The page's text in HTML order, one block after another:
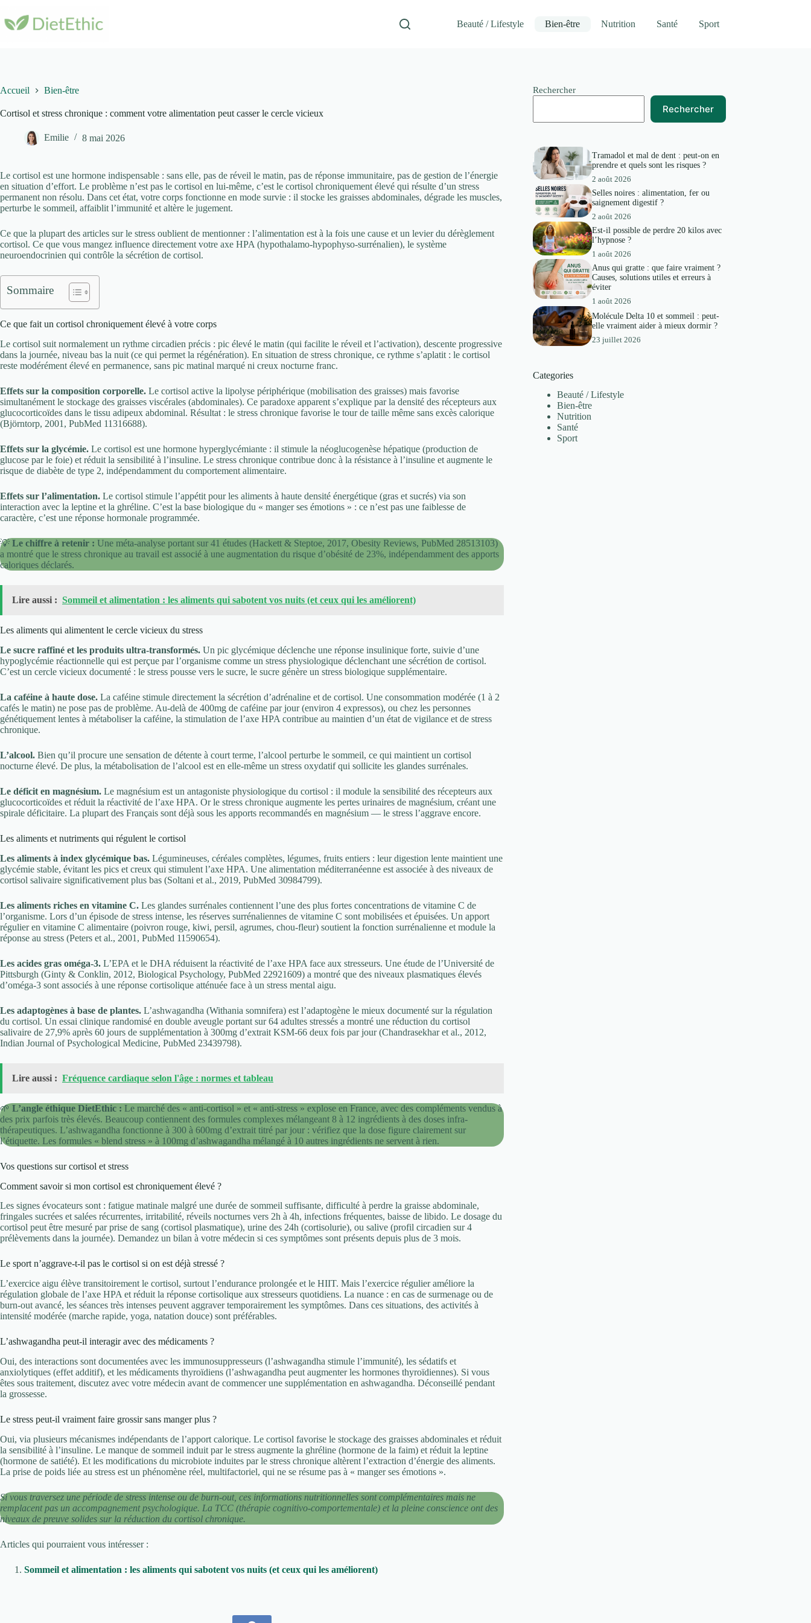
contenu
Beauté / Lifestyle Bien-être Nutrition Santé Sport
Accueil Bien-être
Cortisol et stress chronique : comment votre alimentation peut casser le cercle vicieux
Emilie 8 mai 2026
Le cortisol est une hormone indispensable : sans elle, pas de réveil le matin, pas de réponse immunitaire, pas de gestion de l’énergie
en situation d’effort. Le problème n’est pas le cortisol en lui-même, c’est le cortisol chroniquement élevé qui résulte d’un stress
permanent non résolu. Dans cet état, votre corps fonctionne en mode survie : il stocke les graisses abdominales, dégrade les muscles,
perturbe le sommeil, affaiblit l’immunité et altère le jugement.
Ce que la plupart des articles sur le stress oublient de mentionner : l’alimentation est à la fois une cause et un levier du dérèglement
cortisol. Ce que vous mangez influence directement votre axe HPA (hypothalamo-hypophyso-surrénalien), le système
neuroendocrinien qui contrôle la sécrétion de cortisol.
Sommaire
Ce que fait un cortisol chroniquement élevé à votre corps
Le cortisol suit normalement un rythme circadien précis : pic élevé le matin (qui facilite le réveil et l’activation), descente progressive
dans la journée, niveau bas la nuit (ce qui permet la régénération). En situation de stress chronique, ce rythme s’aplatit : le cortisol
reste modérément élevé en permanence, sans pic matinal marqué ni creux nocturne franc.
Effets sur la composition corporelle. Le cortisol active la lipolyse périphérique (mobilisation des graisses) mais favorise
simultanément le stockage des graisses viscérales (abdominales). Ce paradoxe apparent s’explique par la densité des récepteurs aux
glucocorticoïdes dans le tissu adipeux abdominal. Résultat : le stress chronique favorise le tour de taille même sans excès calorique
(Björntorp, 2001, PubMed 11316688).
Effets sur la glycémie. Le cortisol est une hormone hyperglycémiante : il stimule la néoglucogenèse hépatique (production de
glucose par le foie) et réduit la sensibilité à l’insuline. Le stress chronique contribue donc à la résistance à l’insuline et augmente le
risque de diabète de type 2, indépendamment du comportement alimentaire.
Effets sur l’alimentation. Le cortisol stimule l’appétit pour les aliments à haute densité énergétique (gras et sucrés) via son
interaction avec la leptine et la ghréline. C’est la base biologique du « manger ses émotions » : ce n’est pas une faiblesse de
caractère, c’est une réponse hormonale programmée.
💡 Le chiffre à retenir : Une méta-analyse portant sur 41 études (Hackett & Steptoe, 2017, Obesity Reviews, PubMed 28513103)
a montré que le stress chronique au travail est associé à une augmentation du risque d’obésité de 23%, indépendamment des apports
caloriques déclarés.
Lire aussi : Sommeil et alimentation : les aliments qui sabotent vos nuits (et ceux qui les améliorent)
Les aliments qui alimentent le cercle vicieux du stress
Le sucre raffiné et les produits ultra-transformés. Un pic glycémique déclenche une réponse insulinique forte, suivie d’une
hypoglycémie réactionnelle qui est perçue par l’organisme comme un stress physiologique déclenchant une sécrétion de cortisol.
C’est un cercle vicieux documenté : le stress pousse vers le sucre, le sucre génère un stress biologique supplémentaire.
La caféine à haute dose. La caféine stimule directement la sécrétion d’adrénaline et de cortisol. Une consommation modérée (1 à 2
cafés le matin) ne pose pas de problème. Au-delà de 400mg de caféine par jour (environ 4 expressos), ou chez les personnes
génétiquement lentes à métaboliser la caféine, la stimulation de l’axe HPA contribue au maintien d’un état de vigilance et de stress
chronique.
L’alcool. Bien qu’il procure une sensation de détente à court terme, l’alcool perturbe le sommeil, ce qui maintient un cortisol
nocturne élevé. De plus, la métabolisation de l’alcool est en elle-même un stress oxydatif qui sollicite les glandes surrénales.
Le déficit en magnésium. Le magnésium est un antagoniste physiologique du cortisol : il module la sensibilité des récepteurs aux
glucocorticoïdes et réduit la réactivité de l’axe HPA. Or le stress chronique augmente les pertes urinaires de magnésium, créant une
spirale déficitaire. La plupart des Français sont déjà sous les apports recommandés en magnésium — le stress l’aggrave encore.
Les aliments et nutriments qui régulent le cortisol
Les aliments à index glycémique bas. Légumineuses, céréales complètes, légumes, fruits entiers : leur digestion lente maintient une
glycémie stable, évitant les pics et creux qui stimulent l’axe HPA. Une alimentation méditerranéenne est associée à des niveaux de
cortisol salivaire significativement plus bas (Soltani et al., 2019, PubMed 30984799).
Les aliments riches en vitamine C. Les glandes surrénales contiennent l’une des plus fortes concentrations de vitamine C de
l’organisme. Lors d’un épisode de stress intense, les réserves surrénaliennes de vitamine C sont mobilisées et épuisées. Un apport
régulier en vitamine C alimentaire (poivron rouge, kiwi, persil, agrumes, chou-fleur) soutient la fonction surrénalienne et module la
réponse au stress (Peters et al., 2001, PubMed 11590654).
Les acides gras oméga-3. L’EPA et le DHA réduisent la réactivité de l’axe HPA face aux stresseurs. Une étude de l’Université de
Pittsburgh (Ginty & Conklin, 2012, Biological Psychology, PubMed 22921609) a montré que des niveaux plasmatiques élevés
d’oméga-3 sont associés à une réponse cortisolique atténuée face à un stress mental aigu.
Les adaptogènes à base de plantes. L’ashwagandha (Withania somnifera) est l’adaptogène le mieux documenté sur la régulation
du cortisol. Un essai clinique randomisé en double aveugle portant sur 64 adultes stressés a montré une réduction du cortisol
salivaire de 27,9% après 60 jours de supplémentation à 300mg d’extrait KSM-66 deux fois par jour (Chandrasekhar et al., 2012,
Indian Journal of Psychological Medicine, PubMed 23439798).
Lire aussi : Fréquence cardiaque selon l'âge : normes et tableau
🌱 L’angle éthique DietEthic : Le marché des « anti-cortisol » et « anti-stress » explose en France, avec des compléments vendus à
des prix parfois très élevés. Beaucoup contiennent des formules complexes mélangeant 8 à 12 ingrédients à des doses infra-
thérapeutiques. L’ashwagandha fonctionne à 300 à 600mg d’extrait titré par jour : vérifiez que la dose figure clairement sur
l’étiquette. Les formules « blend stress » à 100mg d’ashwagandha mélangé à 10 autres ingrédients ne servent à rien.
Vos questions sur cortisol et stress
Comment savoir si mon cortisol est chroniquement élevé ?
Les signes évocateurs sont : fatigue matinale malgré une durée de sommeil suffisante, difficulté à perdre la graisse abdominale,
fringales sucrées et salées récurrentes, irritabilité, réveils nocturnes vers 2h à 4h, infections fréquentes, baisse de libido. Le dosage du
cortisol peut être mesuré par prise de sang (cortisol plasmatique), urine des 24h (cortisolurie), ou salive (profil circadien sur 4
prélèvements dans la journée). Demandez un bilan à votre médecin si ces symptômes sont présents depuis plus de 3 mois.
Le sport n’aggrave-t-il pas le cortisol si on est déjà stressé ?
L’exercice aigu élève transitoirement le cortisol, surtout l’endurance prolongée et le HIIT. Mais l’exercice régulier améliore la
régulation globale de l’axe HPA et réduit la réponse cortisolique aux stresseurs quotidiens. La nuance : en cas de surmenage ou de
burn-out avancé, les séances très intenses peuvent aggraver temporairement les symptômes. Dans ces situations, des activités à
intensité modérée (marche rapide, yoga, natation douce) sont préférables.
L’ashwagandha peut-il interagir avec des médicaments ?
Oui, des interactions sont documentées avec les immunosuppresseurs (l’ashwagandha stimule l’immunité), les sédatifs et
anxiolytiques (effet additif), et les médicaments thyroïdiens (l’ashwagandha peut augmenter les hormones thyroïdiennes). Si vous
êtes sous traitement, discutez avec votre médecin avant de commencer une supplémentation en ashwagandha. Déconseillé pendant
la grossesse.
Le stress peut-il vraiment faire grossir sans manger plus ?
Oui, via plusieurs mécanismes indépendants de l’apport calorique. Le cortisol favorise le stockage des graisses abdominales et réduit
la sensibilité à l’insuline. Le manque de sommeil induit par le stress augmente la ghréline (hormone de la faim) et réduit la leptine
(hormone de satiété). Et les modifications du microbiote induites par le stress chronique altèrent l’extraction d’énergie des aliments.
La prise de poids liée au stress est un phénomène réel, multifactoriel, qui ne se résume pas à « manger ses émotions ».
Si vous traversez une période de stress intense ou de burn-out, ces informations nutritionnelles sont complémentaires mais ne
remplacent pas un accompagnement psychologique. La TCC (thérapie cognitivo-comportementale) et la pleine conscience ont des
niveaux de preuve solides sur la réduction du cortisol chronique.
Articles qui pourraient vous intéresser :
Sommeil et alimentation : les aliments qui sabotent vos nuits (et ceux qui les améliorent)
Rechercher
Rechercher
Tramadol et mal de dent : peut-on en
prendre et quels sont les risques ?
2 août 2026
Selles noires : alimentation, fer ou
saignement digestif ?
2 août 2026
Est-il possible de perdre 20 kilos avec
l’hypnose ?
1 août 2026
Anus qui gratte : que faire vraiment ?
Causes, solutions utiles et erreurs à
éviter
1 août 2026
Molécule Delta 10 et sommeil : peut-
elle vraiment aider à mieux dormir ?
23 juillet 2026
Categories
Beauté / Lifestyle
Bien-être
Nutrition
Santé
Sport